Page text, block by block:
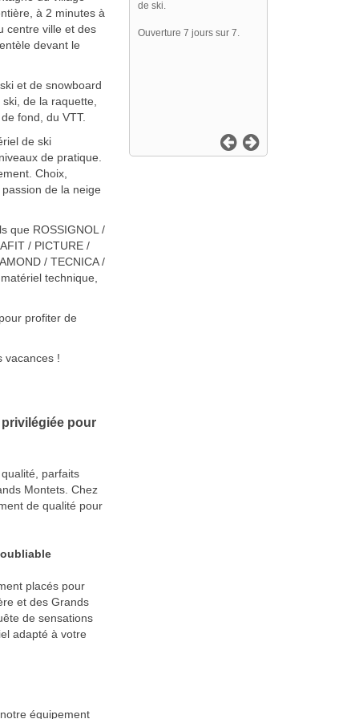
à 2 minutes à
centre ville et des
devant le
et de snowboard
de la raquette,
fond, du VTT.
de ski
de pratique.
Choix,
de la neige
que ROSSIGNOL /
/ PICTURE /
/ TECNICA /
technique,
profiter de
vacances !
privilégiée pour
parfaits
Montets. Chez
de qualité pour
placés pour
et des Grands
de sensations
adapté à votre
équipement
de ski.
Ouverture 7 jours sur 7.